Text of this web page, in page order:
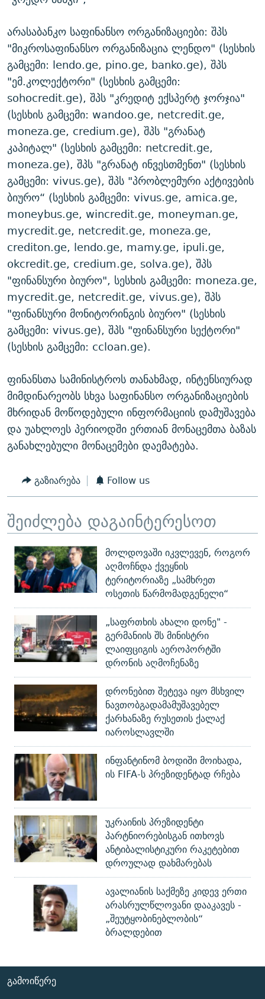
არასაბანკო საფინანსო ორგანიზაციები: შპს
"მიკროსაფინანსო ორგანიზაცია ლენდო" (სესხის
გამცემი: lendo.ge, pino.ge, banko.ge), შპს
"ემ.კოლექტორი" (სესხის გამცემი:
sohocredit.ge), შპს "კრედიტ ექსპერტ ჯორჯია"
(სესხის გამცემი: wandoo.ge, netcredit.ge,
moneza.ge, credium.ge), შპს "გრანატ
კაპიტალ" (სესხის გამცემი: netcredit.ge,
moneza.ge), შპს "გრანატ ინვესთმენთ" (სესხის
გამცემი: vivus.ge), შპს "პრობლემური აქტივების
ბიურო“ (სესხის გამცემი: vivus.ge, amica.ge,
moneybus.ge, wincredit.ge, moneyman.ge,
mycredit.ge, netcredit.ge, moneza.ge,
crediton.ge, lendo.ge, mamy.ge, ipuli.ge,
okcredit.ge, credium.ge, solva.ge), შპს
"ფინანსური ბიურო", სესხის გამცემი: moneza.ge,
mycredit.ge, netcredit.ge, vivus.ge), შპს
"ფინანსური მონიტორინგის ბიურო" (სესხის
გამცემი: vivus.ge), შპს "ფინანსური სექტორი"
(სესხის გამცემი: ccloan.ge).
ფინანსთა სამინისტროს თანახმად, ინტენსიურად
მიმდინარეობს სხვა საფინანსო ორგანიზაციების
მხრიდან მოწოდებული ინფორმაციის დამუშავება
და უახლოეს პერიოდში ერთიან მონაცემთა ბაზას
განახლებული მონაცემები დაემატება.
გაზიარება Follow us
შეიძლება დაგაინტერესოთ
მოლდოვაში იკვლევენ, როგორ
აღმოჩნდა ქვეყნის
ტერიტორიაზე „სამხრეთ
ოსეთის წარმომადგენელი“
„საფრთხის ახალი დონე" -
გერმანიის შს მინისტრი
ლაიფციგის აეროპორტში
დრონის აღმოჩენაზე
დრონებით შეტევა იყო მსხვილ
ნავთობგადამამუშავებელ
ქარხანაზე რუსეთის ქალაქ
იაროსლავლში
ინფანტინომ ბოდიში მოიხადა,
ის FIFA-ს პრეზიდენტად რჩება
უკრაინის პრეზიდენტი
პარტნიორებისგან ითხოვს
ანტიბალისტიკური რაკეტებით
დროულად დახმარებას
ავალიანის საქმეზე კიდევ ერთი
არასრულწლოვანი დააკავეს -
„შეუტყობინებლობის“
ბრალდებით
ᲒᲐᲛᲝᲘᲬᲔᲠᲔ